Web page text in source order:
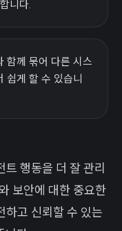
니다.
함께 묶어 다른 시스
쉽게 할 수 있습니
행동을 더 잘 관리
보안에 대한 중요한
하고 신뢰할 수 있는